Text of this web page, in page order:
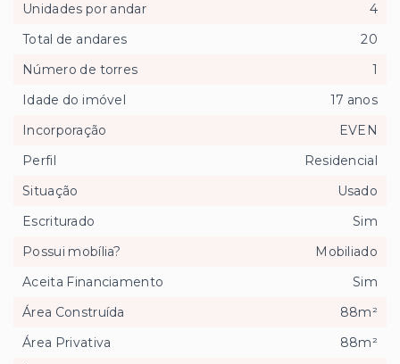
Unidades por andar
4
Total de andares
20
Número de torres
1
Idade do imóvel
17 anos
Incorporação
EVEN
Perfil
Residencial
Situação
Usado
Escriturado
Sim
Possui mobília?
Mobiliado
Aceita Financiamento
Sim
Área Construída
88m²
Área Privativa
88m²